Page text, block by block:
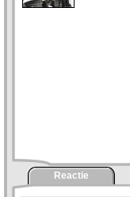
Reactie